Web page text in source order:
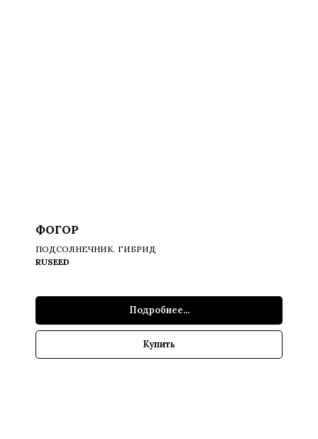
ФОГОР
ПОДСОЛНЕЧНИК. ГИБРИД
RUSEED
Подробнее...
Купить